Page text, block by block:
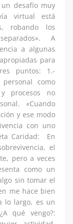
desafío muy
virtual está
robando los
A
a algunas
para
puntos: 1.-
como
procesos no
«Cuando
y ese modo
con uno
Caridad: En
el
pero a veces
como un
sin tomar el
me hace bien
lo largo, es un
qué vengo?: